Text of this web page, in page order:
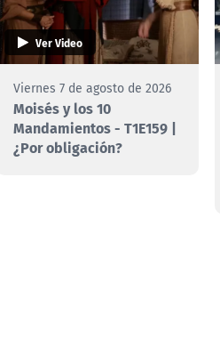
Ver Video
Viernes 7 de agosto de 2026
Moisés y los 10
Mandamientos - T1E159 |
¿Por obligación?